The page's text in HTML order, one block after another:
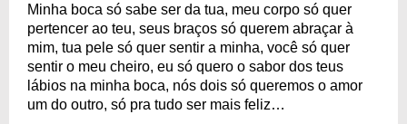
Minha boca só sabe ser da tua, meu corpo só quer
pertencer ao teu, seus braços só querem abraçar à
mim, tua pele só quer sentir a minha, você só quer
sentir o meu cheiro, eu só quero o sabor dos teus
lábios na minha boca, nós dois só queremos o amor
um do outro, só pra tudo ser mais feliz…